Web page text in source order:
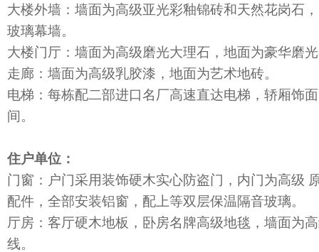
大楼外墙：墙面为高级亚光彩釉锦砖和天然花岗石
玻璃幕墙。
大楼门厅：墙面为高级磨光大理石，地面为豪华磨
走廊：墙面为高级乳胶漆，地面为艺术地砖。
电梯：每栋配二部进口名厂高速直达电梯，轿厢饰
间。
住户单位：
门窗：户门采用装饰硬木实心防盗门，内门为高级
配件，全部安装铝窗，配上等双层保温隔音玻璃。
厅房：客厅硬木地板，卧房名牌高级地毯，墙面为
线。